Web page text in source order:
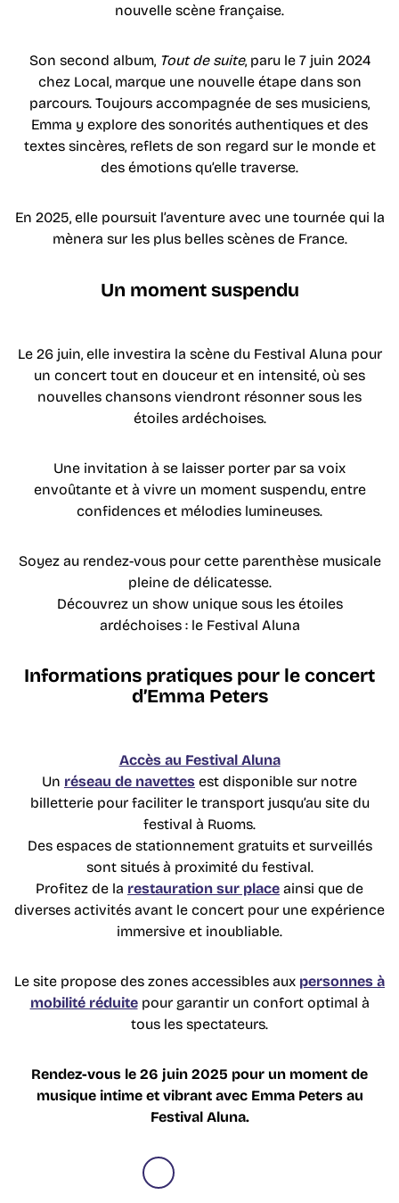
nouvelle scène française.
Son second album, Tout de suite, paru le 7 juin 2024
chez Local, marque une nouvelle étape dans son
parcours. Toujours accompagnée de ses musiciens,
Emma y explore des sonorités authentiques et des
textes sincères, reflets de son regard sur le monde et
des émotions qu’elle traverse.
En 2025, elle poursuit l’aventure avec une tournée qui la
mènera sur les plus belles scènes de France.
Un moment suspendu
Le 26 juin, elle investira la scène du Festival Aluna pour
un concert tout en douceur et en intensité, où ses
nouvelles chansons viendront résonner sous les
étoiles ardéchoises.
Une invitation à se laisser porter par sa voix
envoûtante et à vivre un moment suspendu, entre
confidences et mélodies lumineuses.
Soyez au rendez-vous pour cette parenthèse musicale
pleine de délicatesse.
Découvrez un show unique sous les étoiles
ardéchoises : le Festival Aluna
Informations pratiques pour le concert
d’Emma Peters
Accès au Festival Aluna
Un réseau de navettes est disponible sur notre
billetterie pour faciliter le transport jusqu’au site du
festival à Ruoms.
Des espaces de stationnement gratuits et surveillés
sont situés à proximité du festival.
Profitez de la restauration sur place ainsi que de
diverses activités avant le concert pour une expérience
immersive et inoubliable.
Le site propose des zones accessibles aux personnes à
mobilité réduitepour garantir un confort optimal à
tous les spectateurs.
Rendez-vous le 26 juin 2025 pour un moment de
musique intime et vibrant avec Emma Peters au
Festival Aluna.